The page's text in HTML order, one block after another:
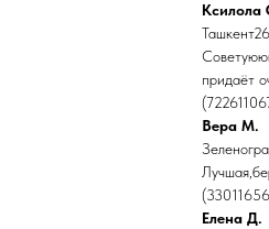
Ксилола
придаёт
Вера М.
Елена Д.